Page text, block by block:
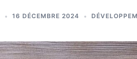
16 DÉCEMBRE 2024